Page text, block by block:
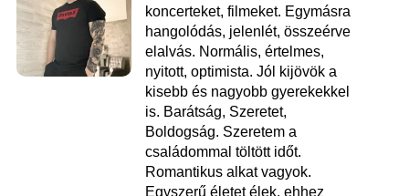
koncerteket, filmeket. Egymásra
hangolódás, jelenlét, összeérve
elalvás. Normális, értelmes,
nyitott, optimista. Jól kijövök a
kisebb és nagyobb gyerekekkel
is. Barátság, Szeretet,
Boldogság. Szeretem a
családommal töltött időt.
Romantikus alkat vagyok.
Egyszerű életet élek, ehhez